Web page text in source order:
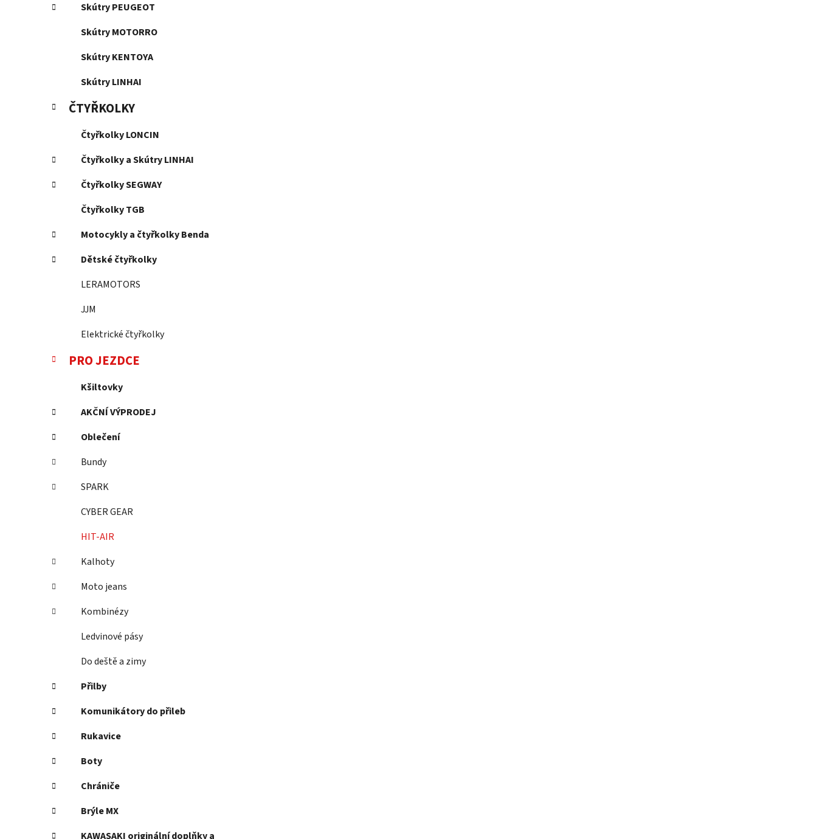
Skútry PEUGEOT
Skútry MOTORRO
Skútry KENTOYA
Skútry LINHAI
ČTYŘKOLKY
Čtyřkolky LONCIN
Čtyřkolky a Skútry LINHAI
Čtyřkolky SEGWAY
Čtyřkolky TGB
Motocykly a čtyřkolky Benda
Dětské čtyřkolky
LERAMOTORS
JJM
Elektrické čtyřkolky
PRO JEZDCE
Kšiltovky
AKČNÍ VÝPRODEJ
Oblečení
Bundy
SPARK
CYBER GEAR
HIT-AIR
Kalhoty
Moto jeans
Kombinézy
Ledvinové pásy
Do deště a zimy
Přilby
Komunikátory do přileb
Rukavice
Boty
Chrániče
Brýle MX
KAWASAKI originální doplňky a